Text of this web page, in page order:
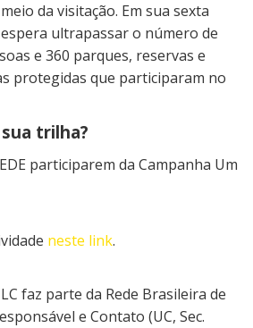
da visitação. Em sua sexta
ultrapassar o número de
e 360 parques, reservas e
protegidas que participaram no
trilha?
participarem da Campanha Um
neste link.
faz parte da Rede Brasileira de
e Contato (UC, Sec.